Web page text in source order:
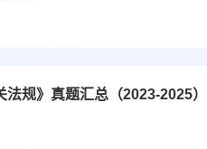
规》真题汇总（2023-2025）